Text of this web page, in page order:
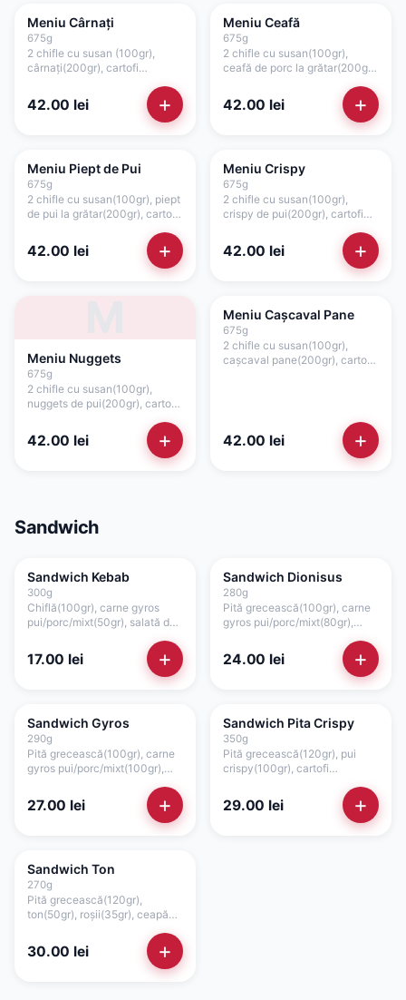
Meniu Cârnați
675g
2 chifle cu susan (100gr),
cârnați(200gr), cartofi
varză(100gr), roșii(35gr),
ceapă(15gr), sos picant(75gr)
42.00 lei +
Meniu Ceafă
675g
2 chifle cu susan(100gr),
ceafă de porc la grătar(200gr),
varză(100gr), roșii(35gr),
ceapă(15gr), sos maioneză de
casă cu usturoi(40gr), sos
42.00 lei +
Meniu Piept de Pui
675g
2 chifle cu susan(100gr), piept
de pui la grătar(200gr), cartofi
varză(100gr), roșii(35gr),
ceapă(15gr), sos
cocktail(40gr), sos maioneză
42.00 lei +
Meniu Crispy
675g
2 chifle cu susan(100gr),
crispy de pui(200gr), cartofi
varză(100gr), roșii(35gr),
ceapă(15gr), sos maioneză de
casă cu usturoi(40gr), sos
42.00 lei +
Meniu Nuggets
675g
2 chifle cu susan(100gr),
nuggets de pui(200gr), cartofi
varză(100gr), roșii(35gr),
ceapă(15gr), sos maioneză de
casă cu usturoi(40gr), sos
42.00 lei +
Meniu Cașcaval Pane
675g
2 chifle cu susan(100gr),
cașcaval pane(200gr), cartofi
de casă cu usturoi(40gr)
42.00 lei +
Sandwich
Sandwich Kebab
300g
Chiflă(100gr), carne gyros
pui/porc/mixt(50gr), salată de
ceapă(15gr), maioneză
vegetală(25gr), ketchup(25gr)
17.00 lei +
Sandwich Dionisus
280g
Pită grecească(100gr), carne
gyros pui/porc/mixt(80gr),
vegetală(50gr)
24.00 lei +
Sandwich Gyros
290g
Pită grecească(100gr), carne
gyros pui/porc/mixt(100gr),
ceapă(15gr), salată verde, sos
picant(50gr)
27.00 lei +
Sandwich Pita Crispy
350g
Pită grecească(120gr), pui
crispy(100gr), cartofi
salată verde, sos maioneză de
casă cu usturoi(50gr)
29.00 lei +
Sandwich Ton
270g
Pită grecească(120gr),
ton(50gr), roșii(35gr), ceapă
maioneză de casă cu
usturoi(50gr)
30.00 lei +